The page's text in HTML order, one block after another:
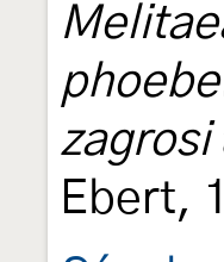
phoebe
zagrosi
Ebert,